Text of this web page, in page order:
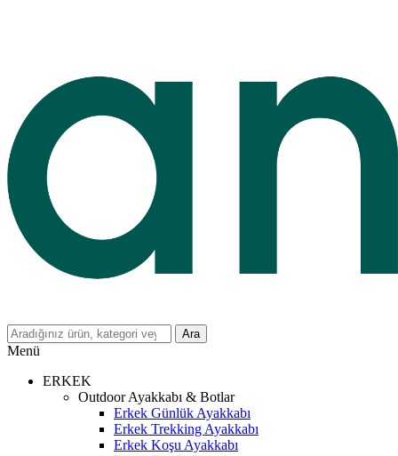
Ara
Menü
ERKEK
Outdoor Ayakkabı & Botlar
Erkek Günlük Ayakkabı
Erkek Trekking Ayakkabı
Erkek Koşu Ayakkabı